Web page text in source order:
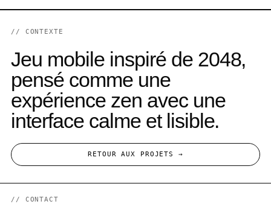
// CONTEXTE
Jeu mobile inspiré de 2048,
pensé comme une
expérience zen avec une
interface calme et lisible.
RETOUR AUX PROJETS →
// CONTACT